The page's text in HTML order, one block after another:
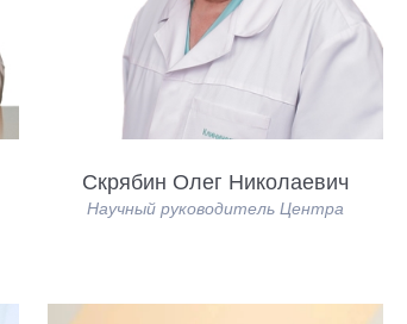
Скрябин Олег Николаевич
Научный руководитель Центра